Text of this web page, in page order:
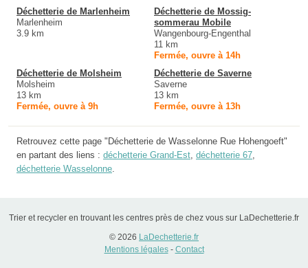
Déchetterie de Marlenheim
Marlenheim
3.9 km
Déchetterie de Mossig-
sommerau Mobile
Wangenbourg-Engenthal
11 km
Fermée, ouvre à 14h
Déchetterie de Molsheim
Molsheim
13 km
Fermée, ouvre à 9h
Déchetterie de Saverne
Saverne
13 km
Fermée, ouvre à 13h
Retrouvez cette page "Déchetterie de Wasselonne Rue Hohengoeft"
en partant des liens : déchetterie Grand-Est, déchetterie 67,
déchetterie Wasselonne.
Trier et recycler en trouvant les centres près de chez vous sur LaDechetterie.fr
© 2026 LaDechetterie.fr
Mentions légales- Contact